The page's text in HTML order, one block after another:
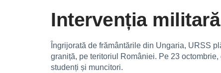
Intervenția
Îngrijorată de frământările din Ungaria, URSS
graniță, pe teritoriul României. Pe 23
studenți și muncitori.